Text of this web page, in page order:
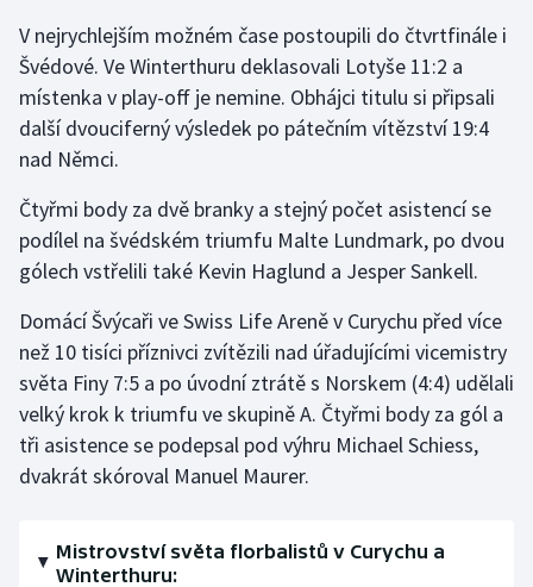
V nejrychlejším možném čase postoupili do čtvrtfinále i
Švédové. Ve Winterthuru deklasovali Lotyše 11:2 a
místenka v play-off je nemine. Obhájci titulu si připsali
další dvouciferný výsledek po pátečním vítězství 19:4
nad Němci.
Čtyřmi body za dvě branky a stejný počet asistencí se
podílel na švédském triumfu Malte Lundmark, po dvou
gólech vstřelili také Kevin Haglund a Jesper Sankell.
Domácí Švýcaři ve Swiss Life Areně v Curychu před více
než 10 tisíci příznivci zvítězili nad úřadujícími vicemistry
světa Finy 7:5 a po úvodní ztrátě s Norskem (4:4) udělali
velký krok k triumfu ve skupině A. Čtyřmi body za gól a
tři asistence se podepsal pod výhru Michael Schiess,
dvakrát skóroval Manuel Maurer.
Mistrovství světa florbalistů v Curychu a
Winterthuru: